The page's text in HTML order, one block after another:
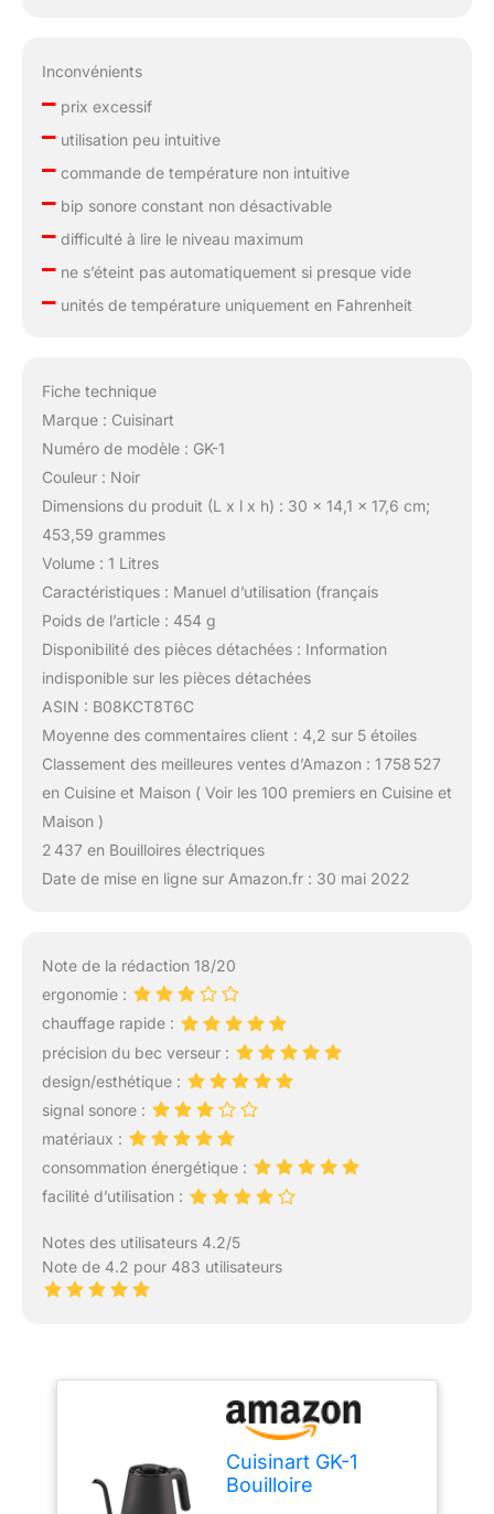
Inconvénients
–prix excessif
–utilisation peu intuitive
–commande de température non intuitive
–bip sonore constant non désactivable
–difficulté à lire le niveau maximum
–ne s’éteint pas automatiquement si presque vide
–unités de température uniquement en Fahrenheit
Fiche technique
Marque : Cuisinart
Numéro de modèle : GK-1
Couleur : Noir
Dimensions du produit (L x l x h) : 30 x 14,1 x 17,6 cm;
453,59 grammes
Volume : 1 Litres
Caractéristiques : Manuel d’utilisation (français
Poids de l’article : 454 g
Disponibilité des pièces détachées : Information
indisponible sur les pièces détachées
ASIN : B08KCT8T6C
Moyenne des commentaires client : 4,2 sur 5 étoiles
Classement des meilleures ventes d’Amazon : 1 758 527
en Cuisine et Maison ( Voir les 100 premiers en Cuisine et
Maison )
2 437 en Bouilloires électriques
Date de mise en ligne sur Amazon.fr : 30 mai 2022
Note de la rédaction 18/20
ergonomie :
chauffage rapide :
précision du bec verseur :
design/esthétique :
signal sonore :
matériaux :
consommation énergétique :
facilité d’utilisation :
Notes des utilisateurs 4.2/5
Note de 4.2 pour 483 utilisateurs
Cuisinart GK-1
Bouilloire